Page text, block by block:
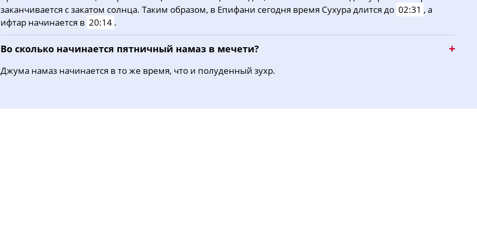
31, Пн
03:35 12:26 16:11 19:19 21:07
заканчивается с закатом солнца. Таким образом, в Епифани сегодня время Сухура длится до 02:31 , а
ифтар начинается в 20:14 .
Во сколько начинается пятничный намаз в мечети?
Джума намаз начинается в то же время, что и полуденный зухр.